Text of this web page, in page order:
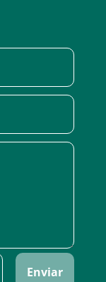
Enviar